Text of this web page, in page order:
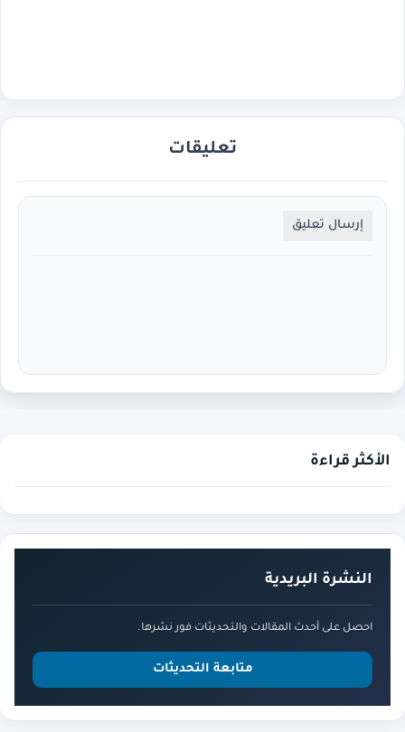
تعليقات
إرسال تعليق
الأكثر قراءة
النشرة البريدية
احصل على أحدث المقالات والتحديثات فور نشرها.
متابعة التحديثات